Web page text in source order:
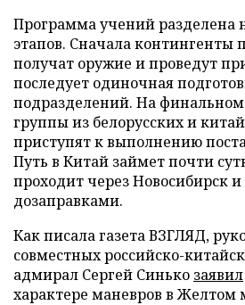
Программа учений разделена
этапов. Сначала контингенты
получат оружие и проведут
последует одиночная
подразделений. На финальном
группы из белорусских и
приступят к выполнению
Путь в Китай займет почти
проходит через Новосибирск и
дозаправками.
Как писала газета ВЗГЛЯД,
совместных российско-
адмирал Сергей Синько заявил
характере маневров в Желтом